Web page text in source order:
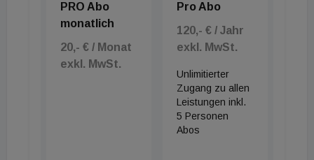
PRO Abo
monatlich
20,- € / Monat
exkl. MwSt.
Pro Abo
120,- € / Jahr
exkl. MwSt.
Unlimitierter
Zugang zu allen
Leistungen inkl.
5 Personen
Abos